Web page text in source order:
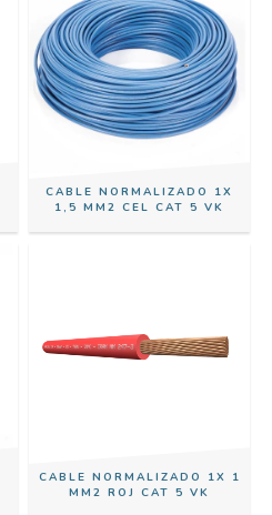
CABLE NORMALIZADO 1X
1,5 MM2 CEL CAT 5 VK
CABLE NORMALIZADO 1X 1
MM2 ROJ CAT 5 VK